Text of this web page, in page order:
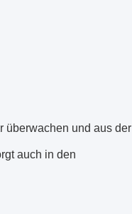
überwachen und aus der
auch in den